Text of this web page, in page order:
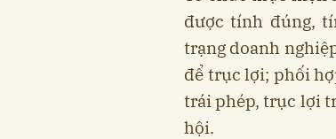
được tính đúng,
trạng doanh
để trục lợi; phối
trái phép, trục lợi
hội.